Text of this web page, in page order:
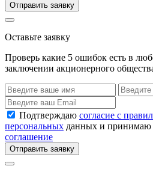
Отправить заявку
Оставьте заявку
Проверь какие 5 ошибок есть в
заключении акционерного
Подтверждаю согласие с
персональных данных и принимаю
соглашение
Отправить заявку